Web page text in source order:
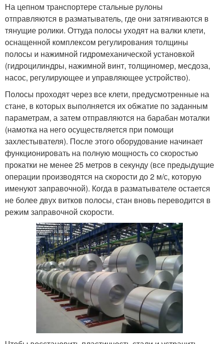
На цепном транспортере стальные рулоны
отправляются в разматыватель, где они затягиваются в
тянущие ролики. Оттуда полосы уходят на валки клети,
оснащенной комплексом регулирования толщины
полосы и нажимной гидромеханической установкой
(гидроцилиндры, нажимной винт, толщиномер, месдоза,
насос, регулирующее и управляющее устройство).
Полосы проходят через все клети, предусмотренные на
стане, в которых выполняется их обжатие по заданным
параметрам, а затем отправляются на барабан моталки
(намотка на него осуществляется при помощи
захлестывателя). После этого оборудование начинает
функционировать на полную мощность со скоростью
прокатки не менее 25 метров в секунду (все предыдущие
операции производятся на скорости до 2 м/с, которую
именуют заправочной). Когда в разматывателе остается
не более двух витков полосы, стан вновь переводится в
режим заправочной скорости.